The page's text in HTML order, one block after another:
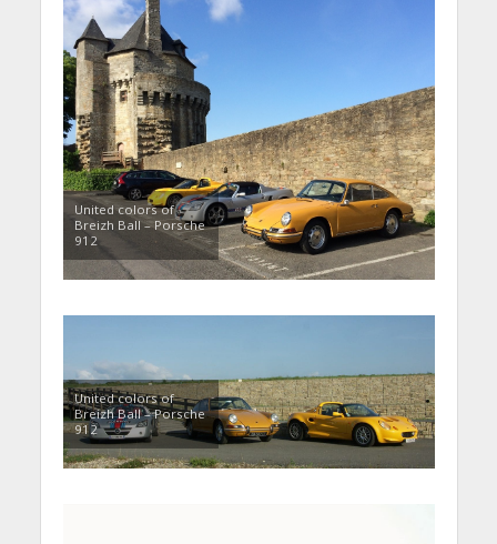
United colors of
Breizh Ball – Porsche
912
United colors of
Breizh Ball – Porsche
912